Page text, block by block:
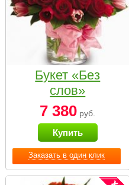
Заказать в один клик
Букет «Без
слов»
7 380 руб.
Купить